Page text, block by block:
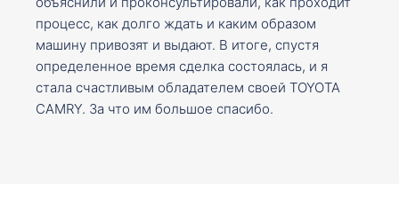
процесс, как долго ждать и каким образом
машину привозят и выдают. В итоге, спустя
определенное время сделка состоялась, и я
стала счастливым обладателем своей TOYOTA
CAMRY. За что им большое спасибо.